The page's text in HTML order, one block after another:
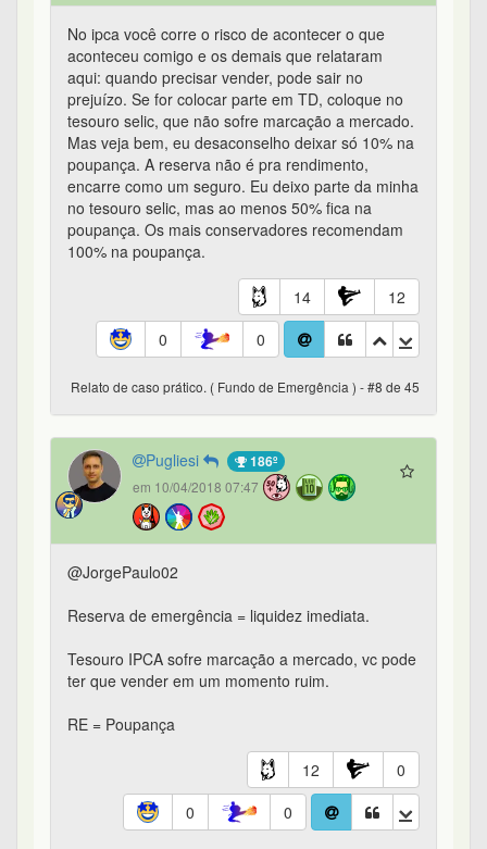
No ipca você corre o risco de acontecer o que
aconteceu comigo e os demais que relataram
aqui: quando precisar vender, pode sair no
prejuízo. Se for colocar parte em TD, coloque no
tesouro selic, que não sofre marcação a mercado.
Mas veja bem, eu desaconselho deixar só 10% na
poupança. A reserva não é pra rendimento,
encarre como um seguro. Eu deixo parte da minha
no tesouro selic, mas ao menos 50% fica na
poupança. Os mais conservadores recomendam
100% na poupança.
14
12
0
0
Relato de caso prático. ( Fundo de Emergência ) - #8 de 45
Pugliesi 186º
em 10/04/2018 07:47
@JorgePaulo02
Reserva de emergência = liquidez imediata.
Tesouro IPCA sofre marcação a mercado, vc pode
ter que vender em um momento ruim.
RE = Poupança
12
0
0
0